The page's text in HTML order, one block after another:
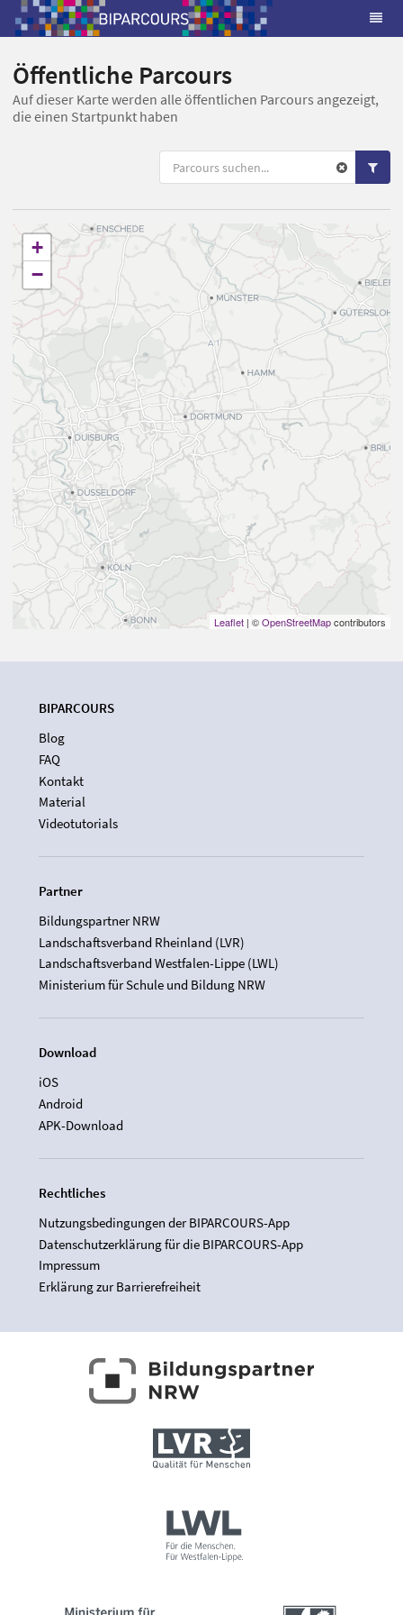
Öffentliche Parcours
Auf dieser Karte werden alle öffentlichen Parcours angezeigt,
die einen Startpunkt haben
+
−
Leaflet | ©OpenStreetMapcontributors
BIPARCOURS
Blog
FAQ
Kontakt
Material
Videotutorials
Partner
Bildungspartner NRW
Landschaftsverband Rheinland (LVR)
Landschaftsverband Westfalen-Lippe (LWL)
Ministerium für Schule und Bildung NRW
Download
iOS
Android
APK-Download
Rechtliches
Nutzungsbedingungen der BIPARCOURS-App
Datenschutzerklärung für die BIPARCOURS-App
Impressum
Erklärung zur Barrierefreiheit